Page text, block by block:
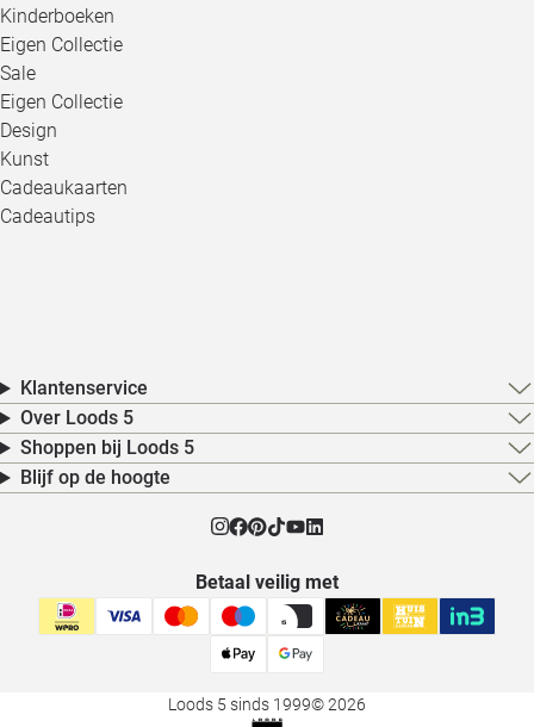
Kinderboeken
Eigen Collectie
Sale
Eigen Collectie
Design
Kunst
Cadeaukaarten
Cadeautips
Klantenservice
Over Loods 5
Shoppen bij Loods 5
Blijf op de hoogte
Betaal veilig met
Loods 5 sinds 1999© 2026